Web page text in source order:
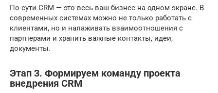
По сути CRM — это весь ваш бизнес на одном экране. В
современных системах можно не только работать с
клиентами, но и налаживать взаимоотношения с
партнерами и хранить важные контакты, идеи,
документы.
Этап 3. Формируем команду проекта
внедрения CRM